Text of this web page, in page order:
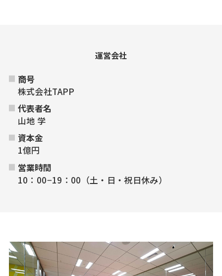
運営会社
商号
株式会社TAPP
代表者名
山地 学
資本金
1億円
営業時間
10：00−19：00（土・日・祝日休み）